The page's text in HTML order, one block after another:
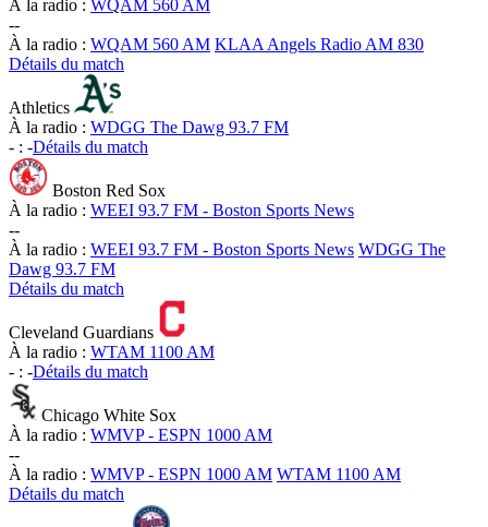
À la radio : WQAM 560 AM
--
À la radio : WQAM 560 AM KLAA Angels Radio AM 830
Détails du match
Athletics
À la radio : WDGG The Dawg 93.7 FM
- : -Détails du match
Boston Red Sox
À la radio : WEEI 93.7 FM - Boston Sports News
--
À la radio : WEEI 93.7 FM - Boston Sports News WDGG The
Dawg 93.7 FM
Détails du match
Cleveland Guardians
À la radio : WTAM 1100 AM
- : -Détails du match
Chicago White Sox
À la radio : WMVP - ESPN 1000 AM
--
À la radio : WMVP - ESPN 1000 AM WTAM 1100 AM
Détails du match